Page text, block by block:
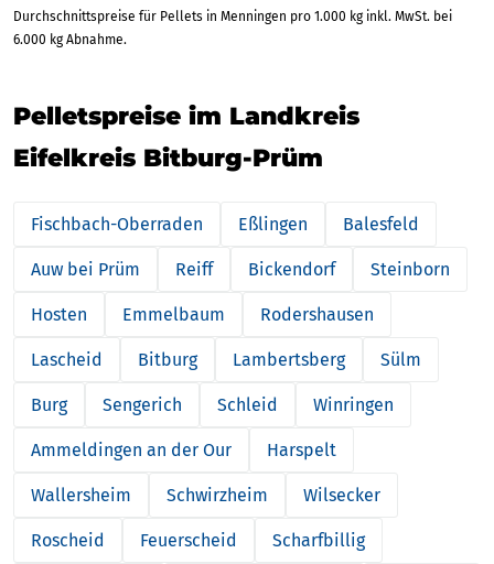
Durchschnittspreise für Pellets in Menningen pro 1.000 kg inkl. MwSt. bei
6.000 kg Abnahme.
Pelletspreise im Landkreis
Eifelkreis Bitburg-Prüm
Fischbach-Oberraden Eßlingen Balesfeld
Auw bei Prüm Reiff Bickendorf Steinborn
Hosten Emmelbaum Rodershausen
Lascheid Bitburg Lambertsberg Sülm
Burg Sengerich Schleid Winringen
Ammeldingen an der Our Harspelt
Wallersheim Schwirzheim Wilsecker
Roscheid Feuerscheid Scharfbillig